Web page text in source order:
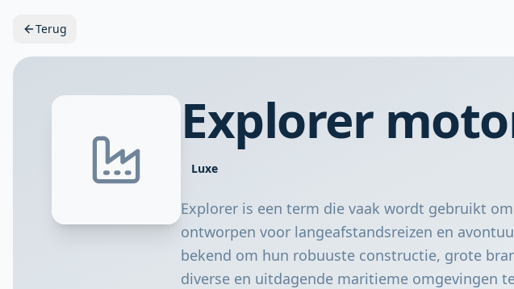
Terug
Explorer
Luxe
Explorer is een term die vaak wordt gebruikt
ontworpen voor langeafstandsreizen en
bekend om hun robuuste constructie, grote
diverse en uitdagende maritieme omgevingen